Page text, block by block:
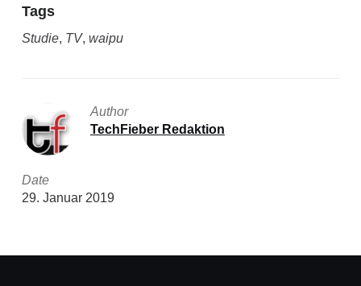
Tags
Studie, TV, waipu
Author
TechFieber Redaktion
Date
29. Januar 2019